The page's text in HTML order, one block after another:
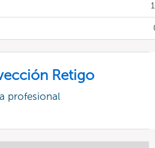
Retigo
profesional